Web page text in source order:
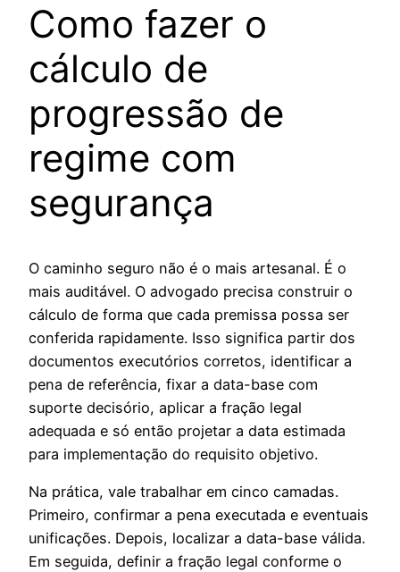
Como fazer o
cálculo de
progressão de
regime com
segurança
O caminho seguro não é o mais artesanal. É o
mais auditável. O advogado precisa construir o
cálculo de forma que cada premissa possa ser
conferida rapidamente. Isso significa partir dos
documentos executórios corretos, identificar a
pena de referência, fixar a data-base com
suporte decisório, aplicar a fração legal
adequada e só então projetar a data estimada
para implementação do requisito objetivo.
Na prática, vale trabalhar em cinco camadas.
Primeiro, confirmar a pena executada e eventuais
unificações. Depois, localizar a data-base válida.
Em seguida, definir a fração legal conforme o